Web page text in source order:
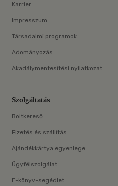
Karrier
Impresszum
Társadalmi programok
Adományozás
Akadálymentesítési nyilatkozat
Szolgáltatás
Boltkereső
Fizetés és szállítás
Ajándékkártya egyenlege
Ügyfélszolgálat
E-könyv-segédlet